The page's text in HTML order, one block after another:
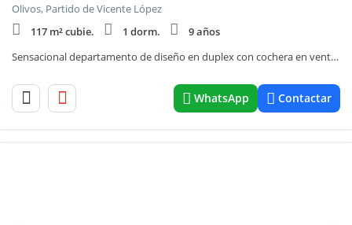
Olivos, Partido de Vicente López
117 m² cubie.
1 dorm.
9 años
Sensacional departamento de diseño en duplex con cochera en venta y alquiler en el Puerto de Olivos.
WhatsApp Contactar